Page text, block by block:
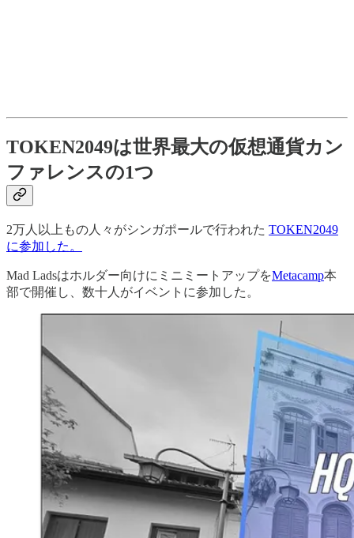
TOKEN2049は世界最大の仮想通貨カン
ファレンスの1つ
2万人以上もの人々がシンガポールで行われた TOKEN2049
に参加した。
Mad Ladsはホルダー向けにミニミートアップをMetacamp本
部で開催し、数十人がイベントに参加した。